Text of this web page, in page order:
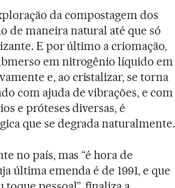
da compostagem dos
de maneira natural até que só
E por último a criomação,
em nitrogênio líquido em
e, ao cristalizar, se torna
com ajuda de vibrações, e com
e próteses diversas, é
que se degrada naturalmente.
no país, mas “é hora de
última emenda é de 1991, e que